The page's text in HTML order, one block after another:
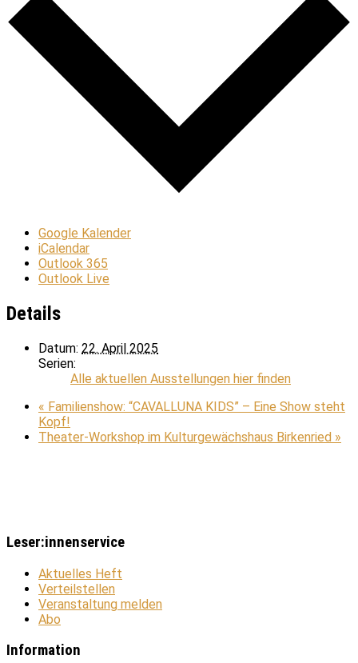
Google Kalender
iCalendar
Outlook 365
Outlook Live
Details
Datum: 22. April 2025
Serien:
Alle aktuellen Ausstellungen hier finden
« Familienshow: “CAVALLUNA KIDS” – Eine Show steht
Kopf!
Theater-Workshop im Kulturgewächshaus Birkenried »
Leser:innenservice
Aktuelles Heft
Verteilstellen
Veranstaltung melden
Abo
Information